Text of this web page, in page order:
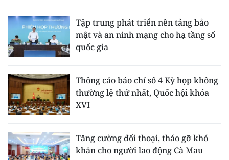
Tập trung phát triển nền tảng bảo
mật và an ninh mạng cho hạ tầng số
quốc gia
Thông cáo báo chí số 4 Kỳ họp không
thường lệ thứ nhất, Quốc hội khóa
XVI
Tăng cường đối thoại, tháo gỡ khó
khăn cho người lao động Cà Mau